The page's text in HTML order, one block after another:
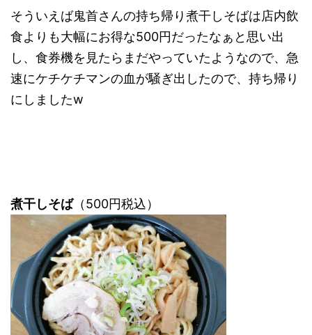
そういえば鬼首さんの持ち帰り煮干しそばは店内飲
食よりも大幅にお得な500円だったなぁと思い出
し、食券機を見たらまだやっていたようなので、急
速にケチケチマンの血が騒ぎ出したので、持ち帰り
にしましたw
煮干しそば（500円税込）